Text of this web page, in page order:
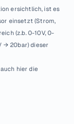
ersichtlich, ist es
einsetzt (Strom,
(z.b. 0-10V, 0-
→ 20bar) dieser
hier die